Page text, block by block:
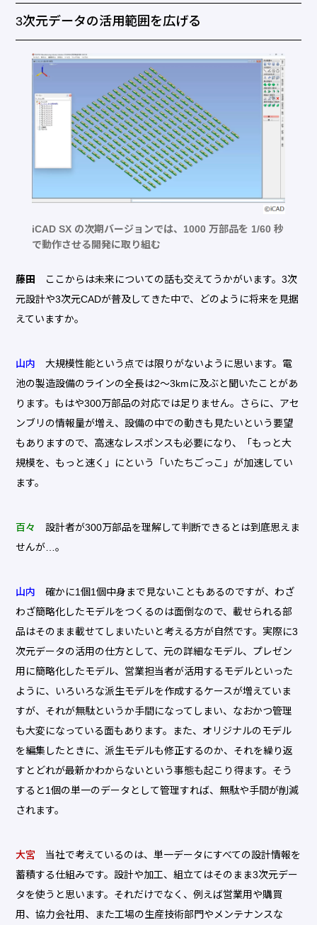
3次元データの活用範囲を広げる
iCAD SX の次期バージョンでは、1000 万部品を 1/60 秒
で動作させる開発に取り組む
藤田 ここからは未来についての話も交えてうかがいます。3次
元設計や3次元CADが普及してきた中で、どのように将来を見据
えていますか。
山内 大規模性能という点では限りがないように思います。電
池の製造設備のラインの全長は2〜3kmに及ぶと聞いたことがあ
ります。もはや300万部品の対応では足りません。さらに、アセ
ンブリの情報量が増え、設備の中での動きも見たいという要望
もありますので、高速なレスポンスも必要になり、「もっと大
規模を、もっと速く」にという「いたちごっこ」が加速してい
ます。
百々
設計者が300万部品を理解して判断できるとは到底思えま
せんが…。
山内 確かに1個1個中身まで見ないこともあるのですが、わざ
わざ簡略化したモデルをつくるのは面倒なので、載せられる部
品はそのまま載せてしまいたいと考える方が自然です。実際に3
次元データの活用の仕方として、元の詳細なモデル、プレゼン
用に簡略化したモデル、営業担当者が活用するモデルといった
ように、いろいろな派生モデルを作成するケースが増えていま
すが、それが無駄というか手間になってしまい、なおかつ管理
も大変になっている面もあります。また、オリジナルのモデル
を編集したときに、派生モデルも修正するのか、それを繰り返
すとどれが最新かわからないという事態も起こり得ます。そう
すると1個の単一のデータとして管理すれば、無駄や手間が削減
されます。
大宮 当社で考えているのは、単一データにすべての設計情報を
蓄積する仕組みです。設計や加工、組立てはそのまま3次元デー
タを使うと思います。それだけでなく、例えば営業用や購買
用、協力会社用、また工場の生産技術部門やメンテナンスな